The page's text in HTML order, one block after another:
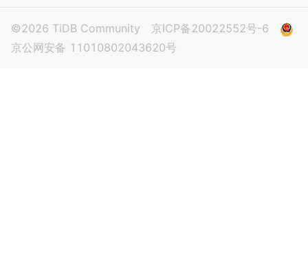
©2026 TiDB Community
京ICP备20022552号-6
京公网安备 11010802043620号